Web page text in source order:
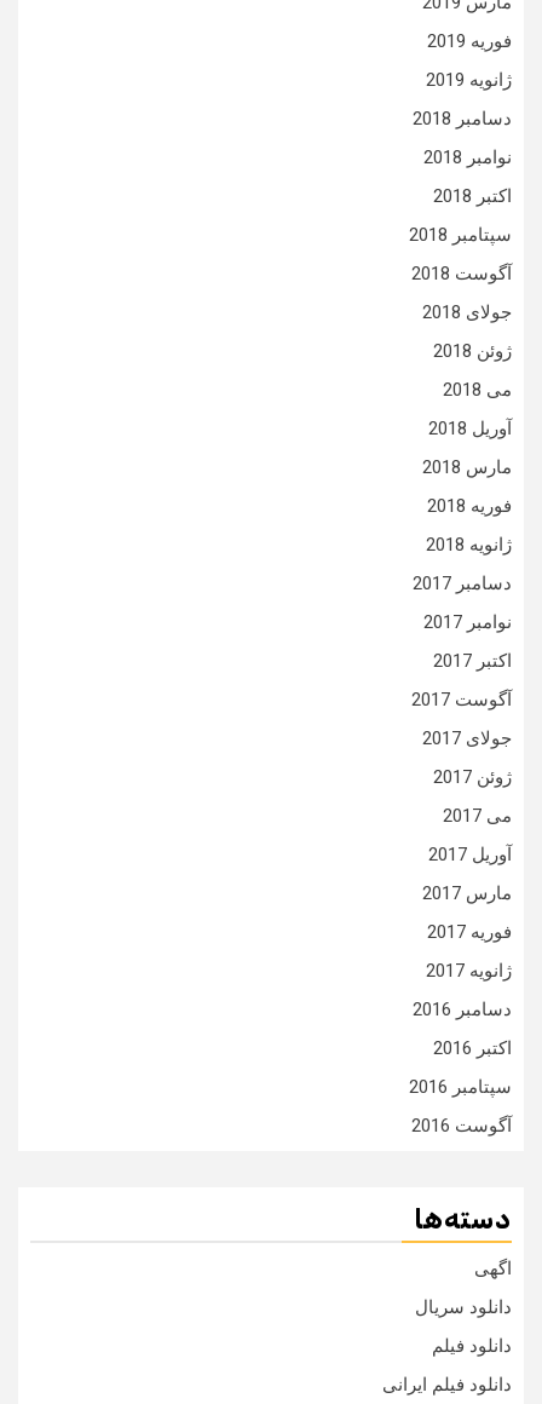
فوریه 2019
ژانویه 2019
دسامبر 2018
نوامبر 2018
اکتبر 2018
سپتامبر 2018
آگوست 2018
جولای 2018
ژوئن 2018
می 2018
آوریل 2018
مارس 2018
فوریه 2018
ژانویه 2018
دسامبر 2017
نوامبر 2017
اکتبر 2017
آگوست 2017
جولای 2017
ژوئن 2017
می 2017
آوریل 2017
مارس 2017
فوریه 2017
ژانویه 2017
دسامبر 2016
اکتبر 2016
سپتامبر 2016
آگوست 2016
دسته‌ها
اگهی
دانلود سریال
دانلود فیلم
دانلود فیلم ایرانی